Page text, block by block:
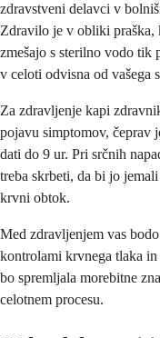
zdravstveni delavci v
Zdravilo je v obliki praška,
zmešajo s sterilno vodo tik
v celoti odvisna od vašega
Za zdravljenje kapi
pojavu simptomov, čeprav
dati do 9 ur. Pri srčnih
treba skrbeti, da bi jo
krvni obtok.
Med zdravljenjem vas
kontrolami krvnega tlaka
bo spremljala morebitne
celotnem procesu.